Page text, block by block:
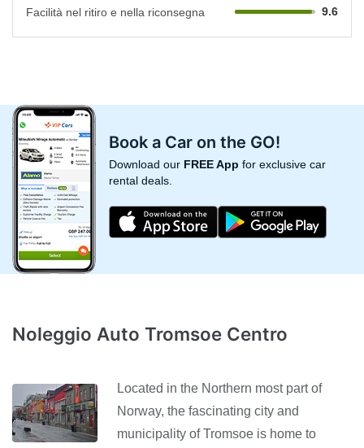
Facilità nel ritiro e nella riconsegna 9.6
Book a Car on the GO!
Download our FREE App for exclusive car
rental deals.
Noleggio Auto Tromsoe Centro
Located in the Northern most part of
Norway, the fascinating city and
municipality of Tromsoe is home to